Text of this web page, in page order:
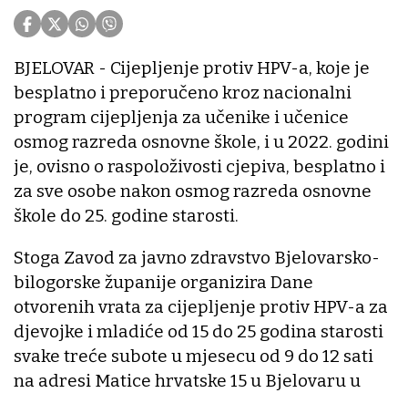
BJELOVAR - Cijepljenje protiv HPV-a, koje je
besplatno i preporučeno kroz nacionalni
program cijepljenja za učenike i učenice
osmog razreda osnovne škole, i u 2022. godini
je, ovisno o raspoloživosti cjepiva, besplatno i
za sve osobe nakon osmog razreda osnovne
škole do 25. godine starosti.
Stoga Zavod za javno zdravstvo Bjelovarsko-
bilogorske županije organizira Dane
otvorenih vrata za cijepljenje protiv HPV-a za
djevojke i mladiće od 15 do 25 godina starosti
svake treće subote u mjesecu od 9 do 12 sati
na adresi Matice hrvatske 15 u Bjelovaru u